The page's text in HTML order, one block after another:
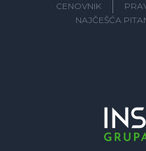
CENOVNIK
NAJČEŠĆA